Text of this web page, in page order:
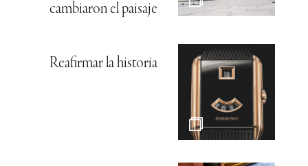
cambiaron el paisaje
Reafirmar la historia